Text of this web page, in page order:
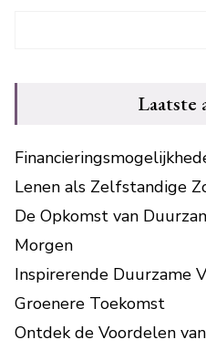
Laatste
Lenen als Zelfstandige
De Opkomst van
Morgen
Inspirerende Duurzame
Groenere Toekomst
Ontdek de Voordelen